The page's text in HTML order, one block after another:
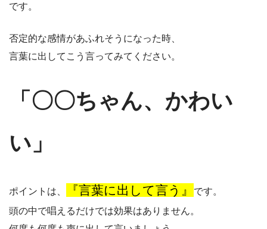
です。
否定的な感情があふれそうになった時、
言葉に出してこう言ってみてください。
「〇〇ちゃん、かわい
い」
ポイントは、 『言葉に出して言う』
です。
頭の中で唱えるだけでは効果はありません。